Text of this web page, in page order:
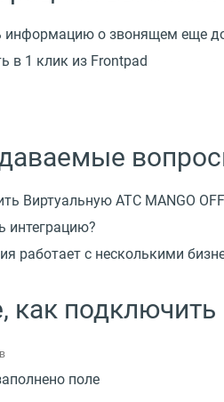
информацию о звонящем еще
в 1 клик из Frontpad
Виртуальную АТС MANGO
интеграцию?
работает с несколькими
как
поле